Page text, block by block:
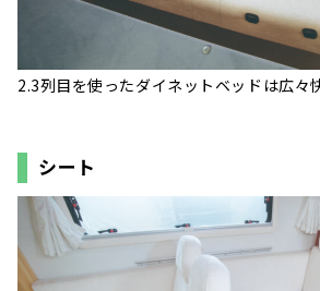
2.3列目を使ったダイネットベッドは広々
シート